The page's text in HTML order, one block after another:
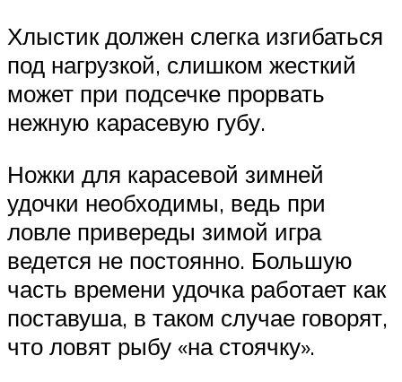
Хлыстик должен слегка изгибаться
под нагрузкой, слишком жесткий
может при подсечке прорвать
нежную карасевую губу.
Ножки для карасевой зимней
удочки необходимы, ведь при
ловле привереды зимой игра
ведется не постоянно. Большую
часть времени удочка работает как
поставуша, в таком случае говорят,
что ловят рыбу «на стоячку».